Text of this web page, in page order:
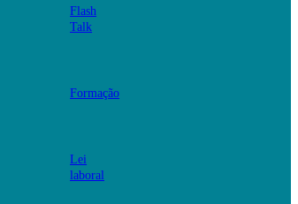
Flash
Talk
Formação
Lei
laboral